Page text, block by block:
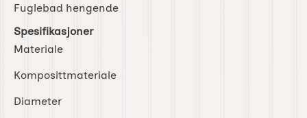
Fuglebad hengende
Spesifikasjoner
Materiale
Komposittmateriale
Diameter